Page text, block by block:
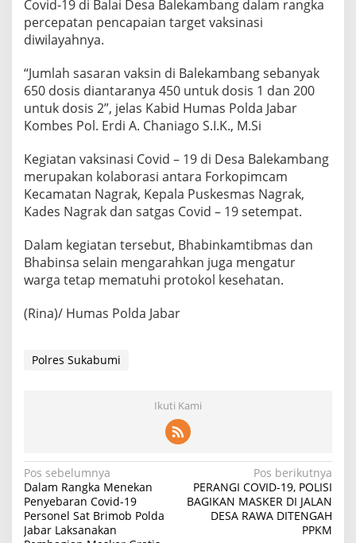
Covid-19 di Balai Desa Balekambang dalam rangka
percepatan pencapaian target vaksinasi
diwilayahnya.
“Jumlah sasaran vaksin di Balekambang sebanyak
650 dosis diantaranya 450 untuk dosis 1 dan 200
untuk dosis 2”, jelas Kabid Humas Polda Jabar
Kombes Pol. Erdi A. Chaniago S.I.K., M.Si
Kegiatan vaksinasi Covid – 19 di Desa Balekambang
merupakan kolaborasi antara Forkopimcam
Kecamatan Nagrak, Kepala Puskesmas Nagrak,
Kades Nagrak dan satgas Covid – 19 setempat.
Dalam kegiatan tersebut, Bhabinkamtibmas dan
Bhabinsa selain mengarahkan juga mengatur
warga tetap mematuhi protokol kesehatan.
(Rina)/ Humas Polda Jabar
Polres Sukabumi
Ikuti Kami
Navigasi
pos
Pos sebelumnya
Dalam Rangka Menekan
Penyebaran Covid-19
Personel Sat Brimob Polda
Jabar Laksanakan
Pos berikutnya
PERANGI COVID-19, POLISI
BAGIKAN MASKER DI JALAN
DESA RAWA DITENGAH
PPKM